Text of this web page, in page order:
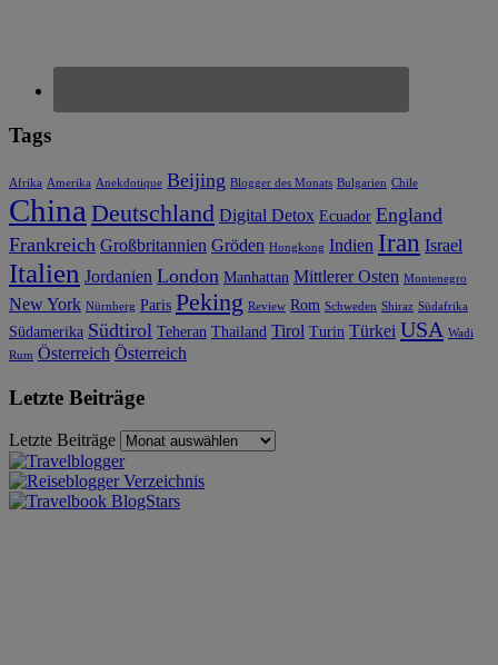
Tags
Afrika Amerika Anekdotique Beijing Blogger des Monats Bulgarien Chile
China Deutschland Digital Detox Ecuador England
Frankreich Großbritannien Gröden Hongkong Indien Iran Israel
Italien Jordanien London Manhattan Mittlerer Osten Montenegro
New York Nürnberg Paris Peking Review Rom Schweden Shiraz Südafrika
Südamerika Südtirol Teheran Thailand Tirol Turin Türkei USA Wadi
Rum Österreich Österreich
Letzte Beiträge
Letzte Beiträge